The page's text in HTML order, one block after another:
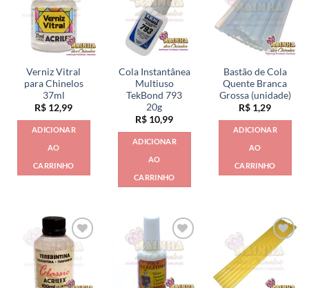
opções
podem
ser
escolhidas
página
do
produto
Verniz Vitral
para Chinelos
37ml
R$ 12,99
ADICIONAR
AO
CARRINHO
Cola Instantânea
Multiuso
TekBond 793
20g
R$ 10,99
ADICIONAR
AO
CARRINHO
Bastão de Cola
Quente Branca
Grossa (unidade)
R$ 1,29
ADICIONAR
AO
CARRINHO